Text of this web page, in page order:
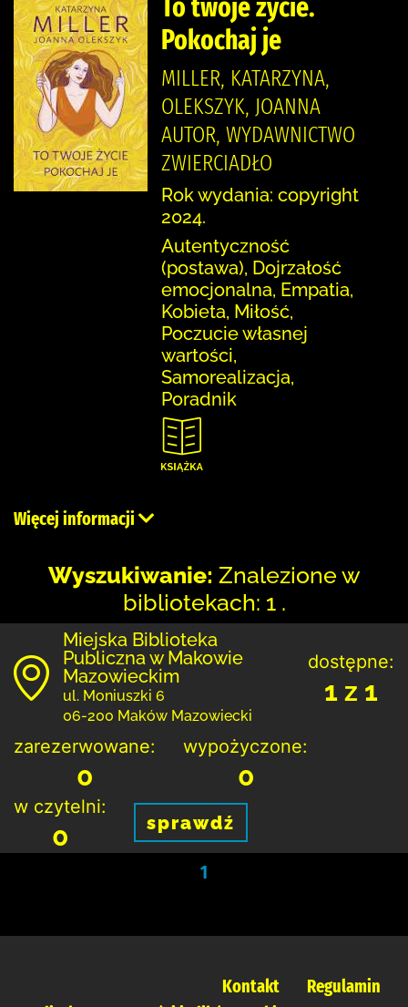
To twoje życie.
Pokochaj je
MILLER, KATARZYNA,
OLEKSZYK, JOANNA
AUTOR, WYDAWNICTWO
ZWIERCIADŁO
Rok wydania: copyright
2024.
Autentyczność
(postawa), Dojrzałość
emocjonalna, Empatia,
Kobieta, Miłość,
Poczucie własnej
wartości,
Samorealizacja,
Poradnik
Więcej informacji
Wyszukiwanie: Znalezione w
bibliotekach: 1 .
Miejska Biblioteka
Publiczna w Makowie
Mazowieckim
ul. Moniuszki 6
06-200 Maków Mazowiecki
dostępne:
1 z 1
zarezerwowane:
0
wypożyczone:
0
w czytelni:
0 sprawdź
1
Kontakt
Regulamin